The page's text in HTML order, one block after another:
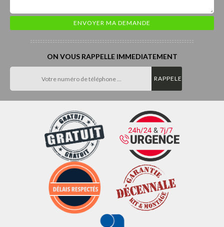
ON VOUS RAPPELLE IMMEDIATEMENT